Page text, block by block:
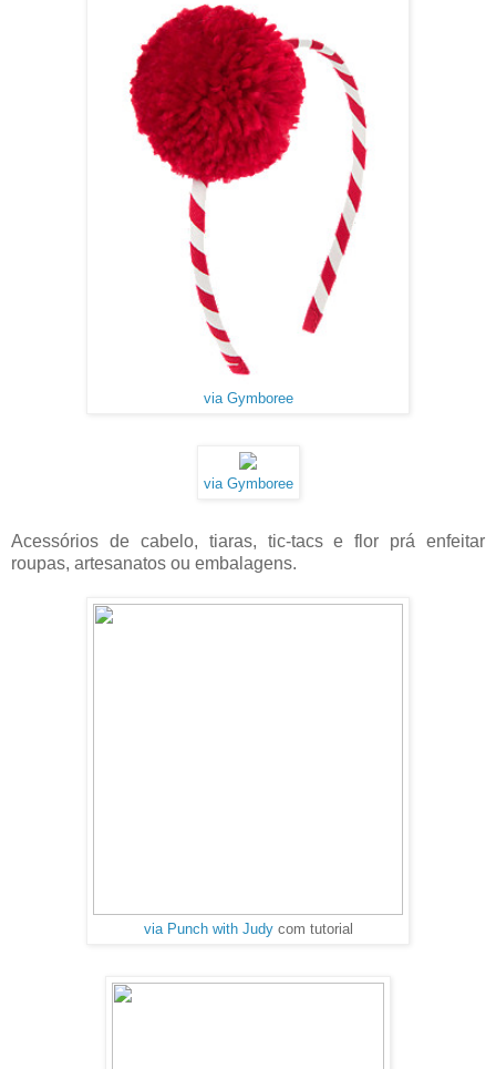
via Gymboree
via Gymboree
Acessórios de cabelo, tiaras, tic-tacs e flor prá enfeitar
roupas, artesanatos ou embalagens.
via Punch with Judycom tutorial